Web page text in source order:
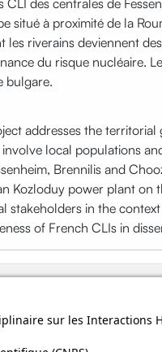
CLI des centrales de
situé à proximité de la
riverains deviennent
du risque nucléaire.
bulgare.
addresses the
local populations
Brennilis and
Kozloduy power plant on
stakeholders in the
of French CLIs in
sur les Interactions